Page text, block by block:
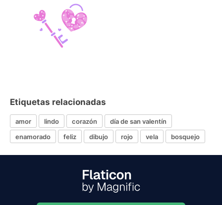
Etiquetas relacionadas
amor lindo corazón
día de san valentín
enamorado
feliz dibujo rojo vela bosquejo